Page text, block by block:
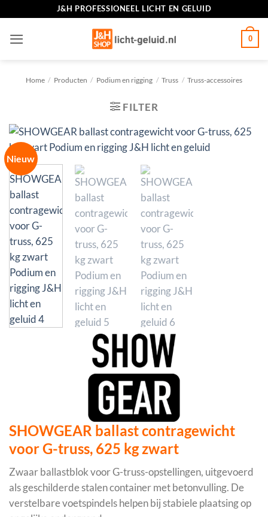
inhoud
J&H PROFESSIONEEL LICHT EN GELUID
0
Home / Producten / Podium en rigging / Truss / Truss-accessoires
FILTER
Nieuw
SHOWGEAR ballast contragewicht
voor G-truss, 625 kg zwart
Zwaar ballastblok voor G-truss-opstellingen, uitgevoerd
als geschilderde stalen container met betonvulling. De
verstelbare voetspindels helpen bij stabiele plaatsing op